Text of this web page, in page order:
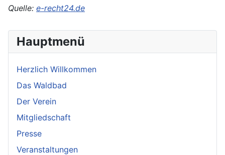
Hauptmenü
Herzlich Willkommen
Das Waldbad
Der Verein
Mitgliedschaft
Presse
Veranstaltungen
Quelle: e-recht24.de